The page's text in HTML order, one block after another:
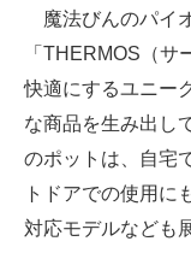
ITの今と未来を見通
スマホと通信の最
進化するPCとデバ
好きが集まる 比
魔法びんのパイ
「THERMOS（
快適にするユニー
な商品を生み出し
のポットは、自宅
トドアでの使用に
対応モデルなども